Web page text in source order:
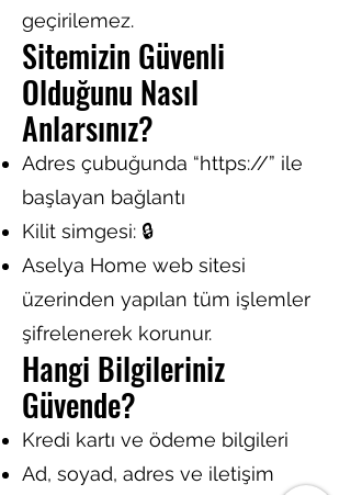
geçirilemez.
Sitemizin Güvenli
Olduğunu Nasıl
Anlarsınız?
Adres çubuğunda “https://” ile
başlayan bağlantı
Kilit simgesi: 🔒
Aselya Home web sitesi
üzerinden yapılan tüm işlemler
şifrelenerek korunur.
Hangi Bilgileriniz
Güvende?
Kredi kartı ve ödeme bilgileri
Ad, soyad, adres ve iletişim